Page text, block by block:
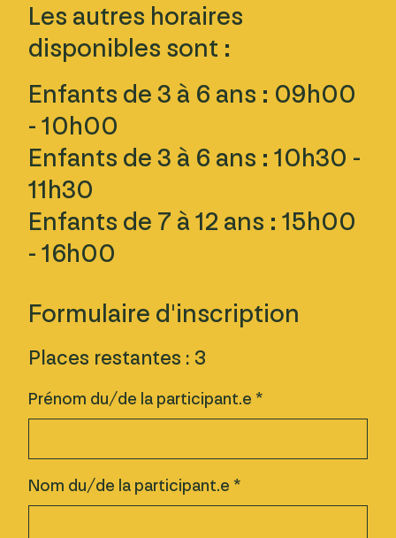
Les autres horaires
disponibles sont :
Enfants de 3 à 6 ans : 09h00
- 10h00
Enfants de 3 à 6 ans : 10h30 -
11h30
Enfants de 7 à 12 ans : 15h00
- 16h00
Formulaire d'inscription
Places restantes : 3
Prénom du/de la participant.e *
Nom du/de la participant.e *